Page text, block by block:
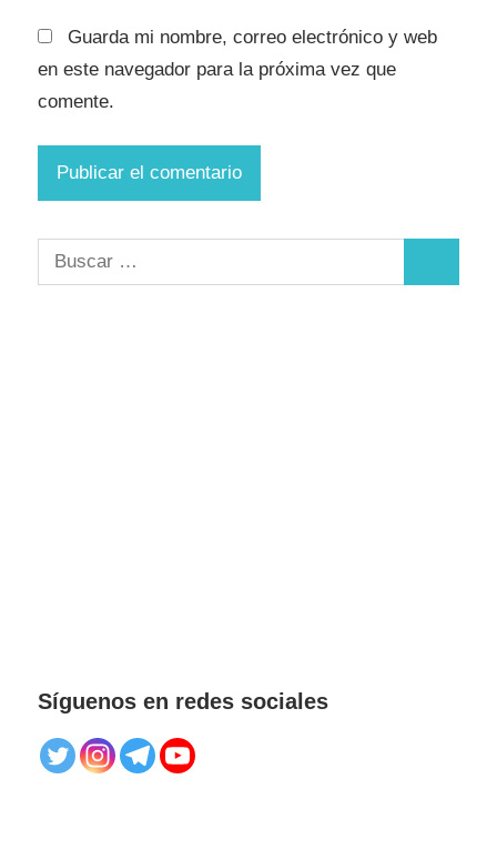
Guarda mi nombre, correo electrónico y web
en este navegador para la próxima vez que
comente.
Buscar:
Síguenos en redes sociales